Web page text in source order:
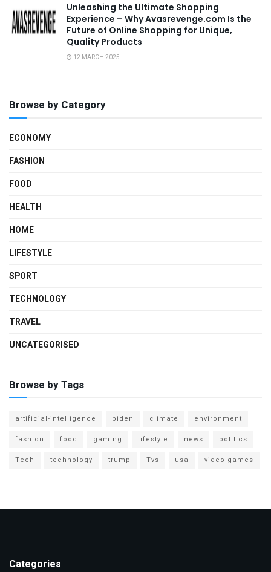
Unleashing the Ultimate Shopping
Experience – Why Avasrevenge.com Is the
Future of Online Shopping for Unique,
Quality Products
12 MARCH 2025
Browse by Category
ECONOMY
FASHION
FOOD
HEALTH
HOME
LIFESTYLE
SPORT
TECHNOLOGY
TRAVEL
UNCATEGORISED
Browse by Tags
artificial-intelligence biden climate
environment
fashion
food gaming lifestyle news
politics
Tech
technology trump Tvs usa video-games
Categories